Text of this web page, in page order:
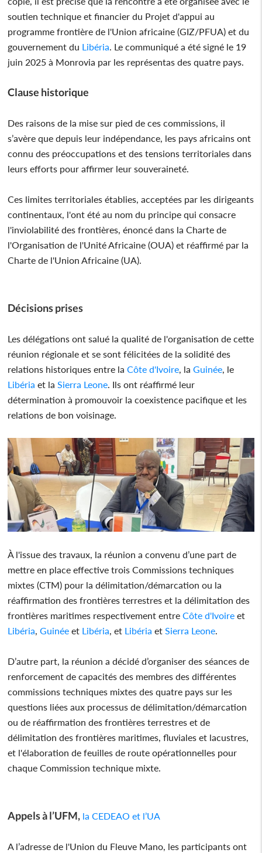
soutien technique et financier du Projet d'appui au
programme frontière de l'Union africaine (GIZ/PFUA) et du
gouvernement du Libéria. Le communiqué a été signé le 19
juin 2025 à Monrovia par les représentas des quatre pays.
Clause historique
Des raisons de la mise sur pied de ces commissions, il
s’avère que depuis leur indépendance, les pays africains ont
connu des préoccupations et des tensions territoriales dans
leurs efforts pour affirmer leur souveraineté.
Ces limites territoriales établies, acceptées par les dirigeants
continentaux, l'ont été au nom du principe qui consacre
l'inviolabilité des frontières, énoncé dans la Charte de
l'Organisation de l'Unité Africaine (OUA) et réaffirmé par la
Charte de l'Union Africaine (UA).
Décisions prises
Les délégations ont salué la qualité de l'organisation de cette
réunion régionale et se sont félicitées de la solidité des
relations historiques entre la Côte d'Ivoire, la Guinée, le
Libéria et la Sierra Leone. Ils ont réaffirmé leur
détermination à promouvoir la coexistence pacifique et les
relations de bon voisinage.
À l'issue des travaux, la réunion a convenu d’une part de
mettre en place effective trois Commissions techniques
mixtes (CTM) pour la délimitation/démarcation ou la
réaffirmation des frontières terrestres et la délimitation des
frontières maritimes respectivement entre Côte d'Ivoire et
Libéria, Guinée et Libéria, et Libéria et Sierra Leone.
D’autre part, la réunion a décidé d’organiser des séances de
renforcement de capacités des membres des différentes
commissions techniques mixtes des quatre pays sur les
questions liées aux processus de délimitation/démarcation
ou de réaffirmation des frontières terrestres et de
délimitation des frontières maritimes, fluviales et lacustres,
et l'élaboration de feuilles de route opérationnelles pour
chaque Commission technique mixte.
Appels à l’UFM, la CEDEAO et l’UA
A l’adresse de l'Union du Fleuve Mano, les participants ont